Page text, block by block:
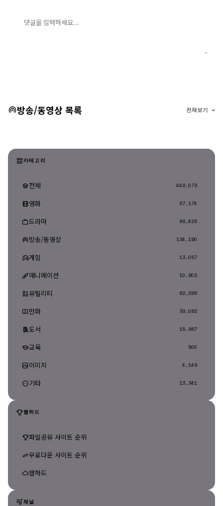
방송/동영상 목록 전체보기 →
카테고리
전체 449,073
영화 67,174
드라마 88,426
방송/동영상 134,190
게임 13,057
애니메이션 10,902
유틸리티 62,285
만화 39,082
도서 15,967
교육 500
이미지 4,149
기타 13,341
웹하드
파일공유 사이트 순위
무료다운 사이트 순위
웹하드
채널